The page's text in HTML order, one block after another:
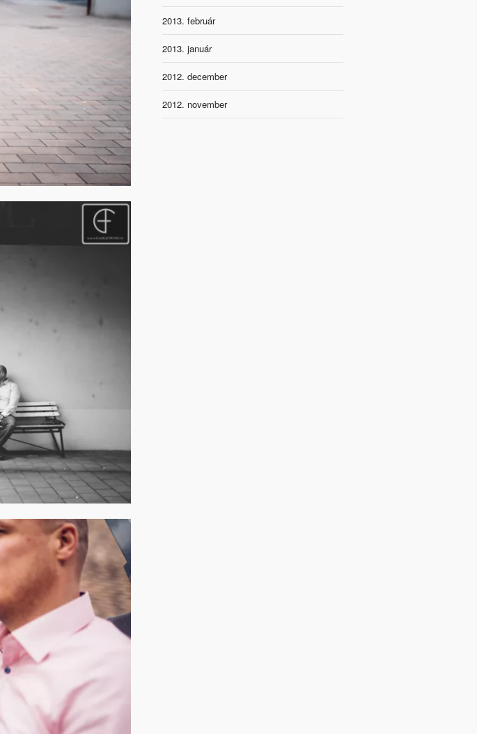
2013. február
2013. január
2012. december
2012. november